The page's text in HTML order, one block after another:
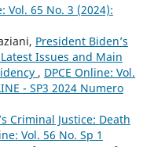
Vol. 65 No. 3 (2024):
President Biden’s
Issues and Main
, DPCE Online: Vol.
- SP3 2024 Numero
Criminal Justice: Death
Vol. 56 No. Sp 1